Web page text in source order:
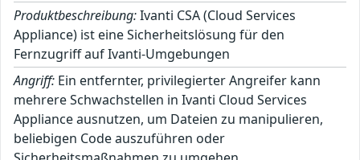
Produktbeschreibung:Ivanti CSA (Cloud Services
Appliance) ist eine Sicherheitslösung für den
Fernzugriff auf Ivanti-Umgebungen
Angriff: Ein entfernter, privilegierter Angreifer kann
mehrere Schwachstellen in Ivanti Cloud Services
Appliance ausnutzen, um Dateien zu manipulieren,
beliebigen Code auszuführen oder